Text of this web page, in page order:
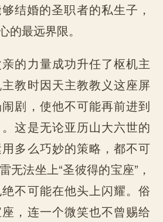
结婚的圣职者的私生子，
的最远界限。
的力量成功升任了枢机主
教时因天主教教义这座屏
剧，使他不可能再前进到
这是无论亚历山大六世的
多么巧妙的策略，都不可
无法坐上“圣彼得的宝座”，
不可能在他头上闪耀。俗
，连一个微笑也不曾赐给